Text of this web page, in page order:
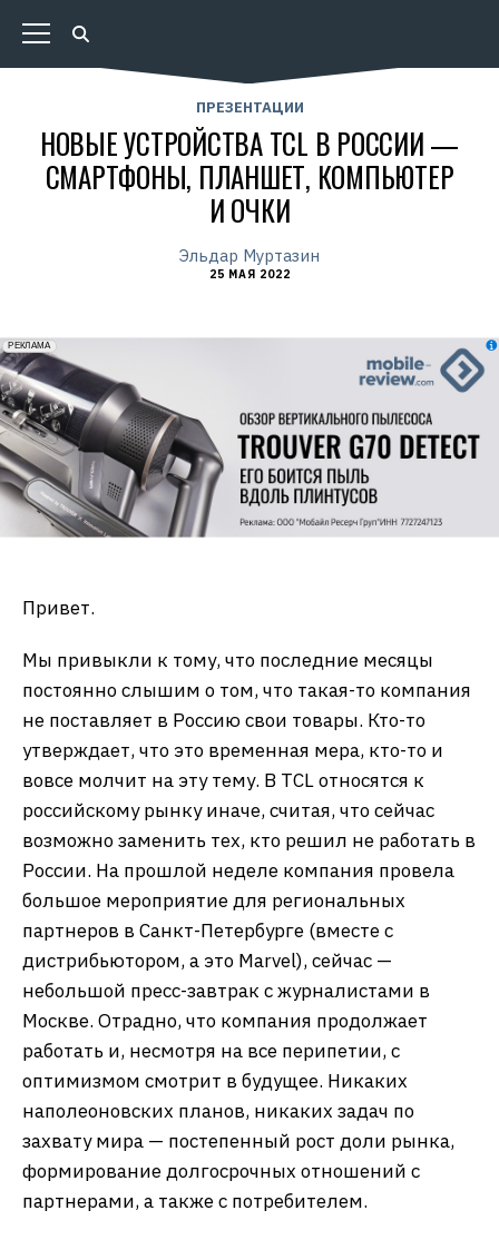
ПРЕЗЕНТАЦИИ
НОВЫЕ УСТРОЙСТВА TCL В РОССИИ —
СМАРТФОНЫ, ПЛАНШЕТ, КОМПЬЮТЕР
И ОЧКИ
Эльдар Муртазин
25 МАЯ 2022
erid: 2VfnxxmNzs5
РЕКЛАМА
Привет.
Мы привыкли к тому, что последние месяцы
постоянно слышим о том, что такая-то компания
не поставляет в Россию свои товары. Кто-то
утверждает, что это временная мера, кто-то и
вовсе молчит на эту тему. В TCL относятся к
российскому рынку иначе, считая, что сейчас
возможно заменить тех, кто решил не работать в
России. На прошлой неделе компания провела
большое мероприятие для региональных
партнеров в Санкт-Петербурге (вместе с
дистрибьютором, а это Marvel), сейчас —
небольшой пресс-завтрак с журналистами в
Москве. Отрадно, что компания продолжает
работать и, несмотря на все перипетии, с
оптимизмом смотрит в будущее. Никаких
наполеоновских планов, никаких задач по
захвату мира — постепенный рост доли рынка,
формирование долгосрочных отношений с
партнерами, а также с потребителем.